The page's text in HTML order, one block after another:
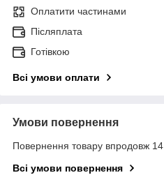
Оплатити частинами
Післяплата
Готівкою
Всі умови оплати
Умови повернення
Повернення товару впродовж 14
Всі умови повернення